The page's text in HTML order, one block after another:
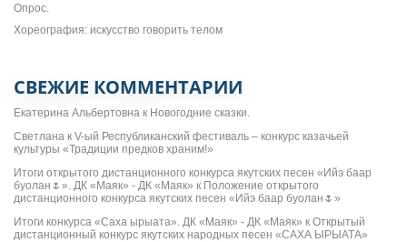
Опрос.
Хореография: искусство говорить телом
СВЕЖИЕ КОММЕНТАРИИ
Екатерина Альбертовна к Новогодние сказки.
Светлана к V-ый Республиканский фестиваль – конкурс казачьей
культуры «Традиции предков храним!»
Итоги открытого дистанционного конкурса якутских песен «Ийэ баар
буолан🌷». ДК «Маяк» - ДК «Маяк» к Положение открытого
дистанционного конкурса якутских песен «Ийэ баар буолан🌷»
Итоги конкурса «Саха ырыата». ДК «Маяк» - ДК «Маяк» к Открытый
дистанционный конкурс якутских народных песен «САХА ЫРЫАТА»